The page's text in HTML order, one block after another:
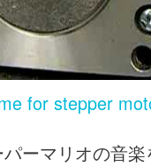
for stepper
ーマリオの音